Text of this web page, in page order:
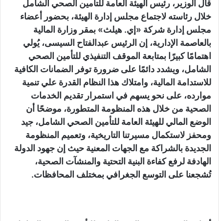
قال الوزير، رئيس الهيئة العامة للتأمين الصحي الشامل
خلال رئاسته لاجتماع مجلس إدارة الهيئة، بحضور أعضاء
مجلس إدارة شركة «إي. هيلث» بمقر وزارة المالية
بالعاصمة الإدارية، إن الرئيس عبدالفتاح السيسى، يُولي
اهتمامًا كبيرًا بمتابعة الموقف التنفيذي للتأمين الصحي
الشامل، ويشدد دائمًا على ضرورة توفر الضمانات الكافية
للاستدامة المالية، وامتلاك هذا النظام القدرة علي تنمية
موارده، على نحو يسهم في استمرار تقديم الخدمات
الصحية من خلال هذه المنظومة المتطورة، موضحًا أن
الوضع المالي للهيئة العامة للتأمين الصحي الشامل، جيد
ومحفز لاستكمال مسيرتنا التاريخية، وتعميم المنظومة
الجديدة بالشراكة مع الجهات المعنية حيث إن جهود الدولة
الهادفة لرفع كفاءة البنية التحتية والمنشآت الصحية،
تُشجعنا على التوسع الجغرافي بمختلف المحافظات.